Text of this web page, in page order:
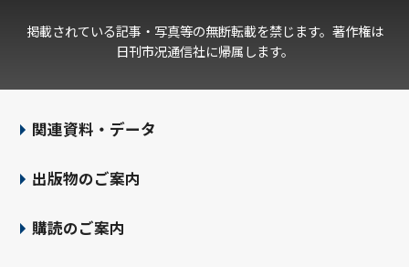
掲載されている記事・写真等の無断転載を禁じます。著作権は
日刊市况通信社に帰属します。
関連資料・データ
出版物のご案内
購読のご案内